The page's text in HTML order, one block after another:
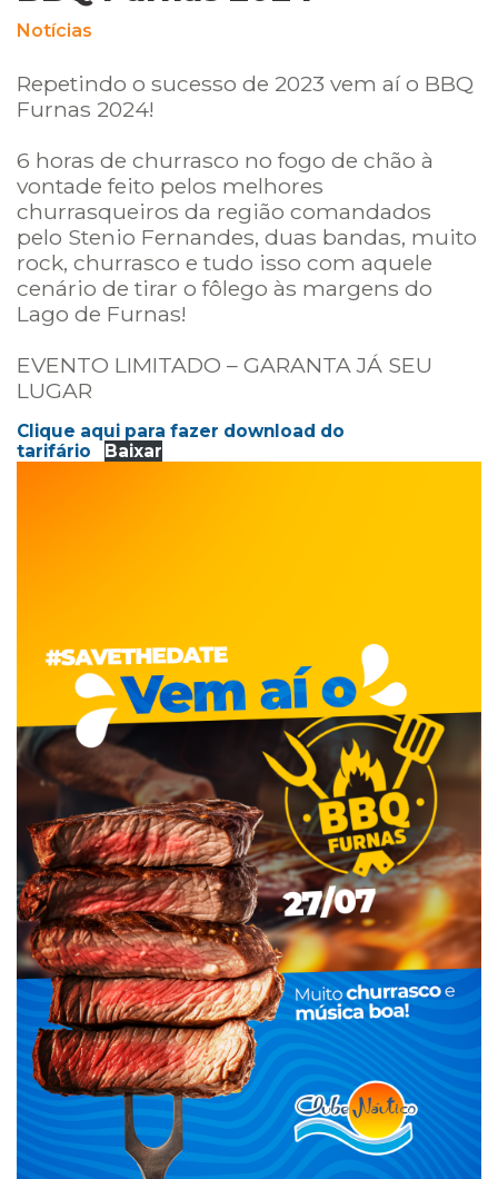
Notícias
Repetindo o sucesso de 2023 vem aí o BBQ
Furnas 2024!
6 horas de churrasco no fogo de chão à
vontade feito pelos melhores
churrasqueiros da região comandados
pelo Stenio Fernandes, duas bandas, muito
rock, churrasco e tudo isso com aquele
cenário de tirar o fôlego às margens do
Lago de Furnas!
EVENTO LIMITADO – GARANTA JÁ SEU
LUGAR
Clique aqui para fazer download do
tarifário
Baixar